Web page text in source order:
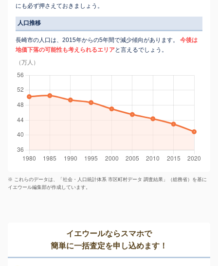
にも必ず押さえておきましょう。
人口推移
長崎市の人口は、2015年からの5年間で減少傾向があります。
今後は
地価下落の可能性も考えられるエリアと言えるでしょう。
（万人）
※ これらのデータは、「社会・人口統計体系 市区町村データ 調査結果」（総務省）を基に
イエウール編集部が作成しています。
イエウールならスマホで
簡単に一括査定を申し込めます！